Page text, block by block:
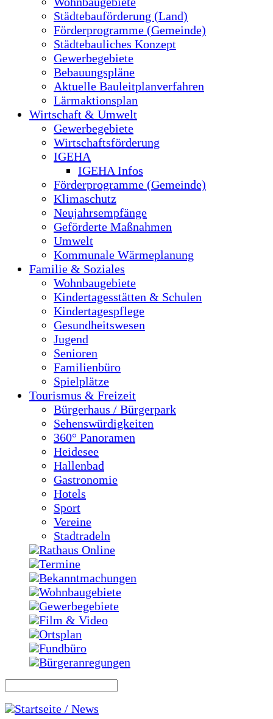
Städtebauförderung (Land)
Förderprogramme (Gemeinde)
Städtebauliches Konzept
Gewerbegebiete
Bebauungspläne
Aktuelle Bauleitplanverfahren
Lärmaktionsplan
Wirtschaft & Umwelt
Gewerbegebiete
Wirtschaftsförderung
IGEHA
IGEHA Infos
Förderprogramme (Gemeinde)
Klimaschutz
Neujahrsempfänge
Geförderte Maßnahmen
Umwelt
Kommunale Wärmeplanung
Familie & Soziales
Wohnbaugebiete
Kindertagesstätten & Schulen
Kindertagespflege
Gesundheitswesen
Jugend
Senioren
Familienbüro
Spielplätze
Tourismus & Freizeit
Bürgerhaus / Bürgerpark
Sehenswürdigkeiten
360° Panoramen
Heidesee
Hallenbad
Gastronomie
Hotels
Sport
Vereine
Stadtradeln
Rathaus Online
Termine
Bekanntmachungen
Wohnbaugebiete
Gewerbegebiete
Film & Video
Ortsplan
Fundbüro
Bürgeranregungen
Startseite / News